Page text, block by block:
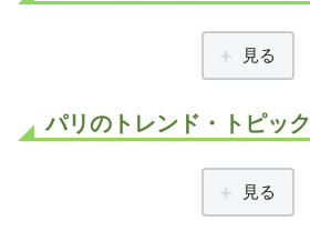
見る
パリのトレンド・トピック
見る